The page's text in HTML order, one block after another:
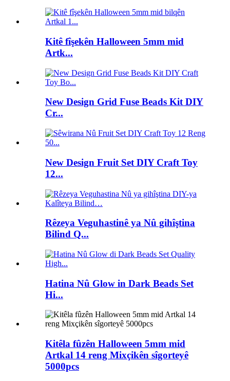
Kitê fîşekên Halloween 5mm mid
Artk...
New Design Grid Fuse Beads Kit DIY
Cr...
New Design Fruit Set DIY Craft Toy
12...
Rêzeya Veguhastinê ya Nû gihîştina
Bilind Q...
Hatina Nû Glow in Dark Beads Set
Hi...
Kitêla fûzên Halloween 5mm mid
Artkal 14 reng Mixçikên sîgorteyê
5000pcs